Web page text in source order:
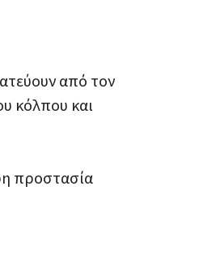
από τον
κόλπου και
προστασία